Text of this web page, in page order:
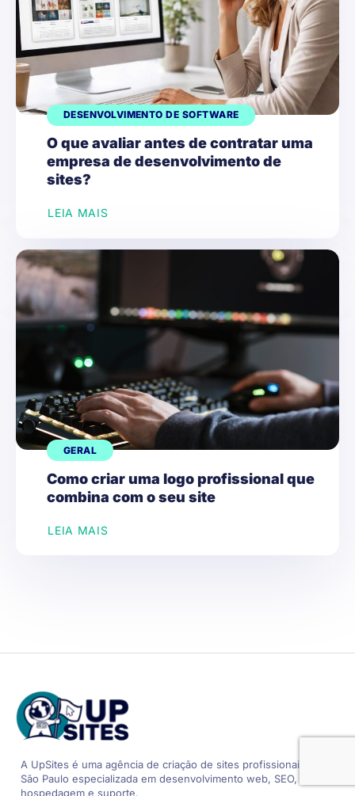
DESENVOLVIMENTO DE SOFTWARE
O que avaliar antes de contratar uma
empresa de desenvolvimento de
sites?
LEIA MAIS
GERAL
Como criar uma logo profissional que
combina com o seu site
LEIA MAIS
A UpSites é uma agência de criação de sites profissionais em
São Paulo especializadaem desenvolvimento web, SEO,
hospedagem e suporte.